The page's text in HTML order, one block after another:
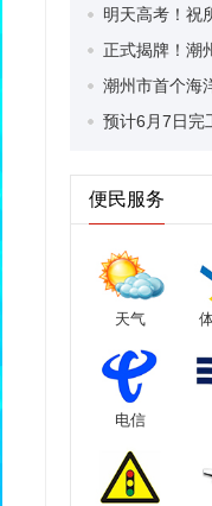
明天高考！祝
正式揭牌！潮
便民服务
天气
电信